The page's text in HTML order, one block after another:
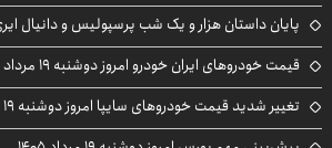
پایان داستان هزار و یک شب پرسپولیس و دانیال
قیمت خودروهای ایران خودرو امروز دوشنبه ۱۹ مرداد ۱۴۰۵ + جدول
تغییر شدید قیمت خودروهای سایپا امروز دوشنبه ۱۹ مرداد ۱۴۰۵ + جدول